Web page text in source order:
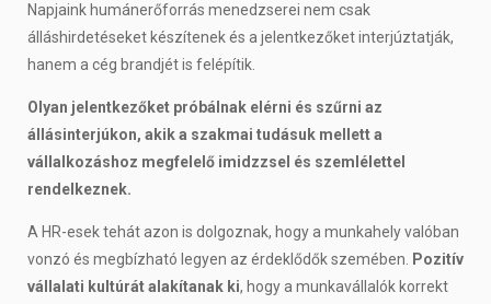
Napjaink humánerőforrás menedzserei nem csak
álláshirdetéseket készítenek és a jelentkezőket interjúztatják,
hanem a cég brandjét is felépítik.
Olyan jelentkezőket próbálnak elérni és szűrni az
állásinterjúkon, akik a szakmai tudásuk mellett a
vállalkozáshoz megfelelő imidzzsel és szemlélettel
rendelkeznek.
A HR-esek tehát azon is dolgoznak, hogy a munkahely valóban
vonzó és megbízható legyen az érdeklődők szemében. Pozitív
vállalati kultúrát alakítanak ki, hogy a munkavállalók korrekt